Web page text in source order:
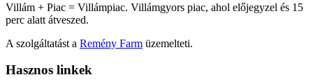
Villám + Piac = Villámpiac. Villámgyors piac, ahol előjegyzel és 15
perc alatt átveszed.
A szolgáltatást a Remény Farm üzemelteti.
Hasznos linkek